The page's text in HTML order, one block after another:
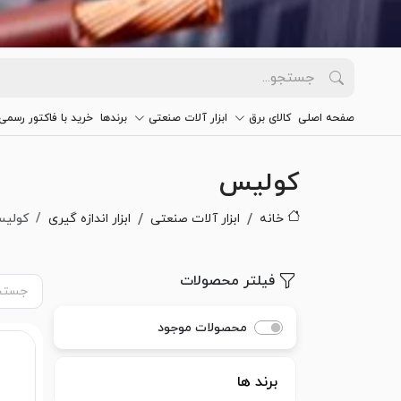
صفحه اصلی کالای برق ابزار آلات صنعتی برندها خرید با فاکتور
کولیس
خانه ابزار آلات صنعتی ابزار اندازه گیری
فیلتر محصولات
محصولات موجود
برند ها